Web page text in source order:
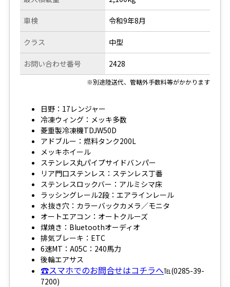
車検
クラス
お問い合わせ番号
令和9年8月
中型
2428
※別途陸送代、管轄外手数料等がかかります
日野：17レンジャー
冷凍ウィング：メッキ多数
菱重製冷凍機TDJW50D
アドブルー：燃料タンク200L
メッキホイール
ステンレス丸パイプサイドバンパー
リア門口ステンレス：ステンレス丁番
ステンレスロックバー：アルミシマ床
ラッシングレール2段：エアラインレール
水抜き穴：カラーバックカメラ／モニタ
オートエアコン：オートクルーズ
煤焼き：Bluetoothオーディオ
排気ブレーキ：ETC
6速MT：A05C：240馬力
後輪エアサス
☎スマホでのお問合せはコチラへ℡(0285-39-
7200)